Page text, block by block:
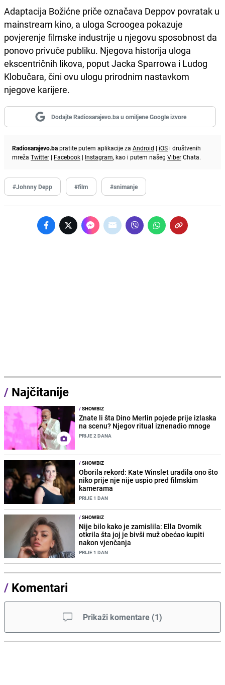
Adaptacija Božićne priče označava Deppov povratak u
mainstream kino, a uloga Scroogea pokazuje
povjerenje filmske industrije u njegovu sposobnost da
ponovo privuče publiku. Njegova historija uloga
ekscentričnih likova, poput Jacka Sparrowa i Ludog
Klobučara, čini ovu ulogu prirodnim nastavkom
njegove karijere.
Dodajte Radiosarajevo.ba u omiljene Google izvore
Radiosarajevo.bapratite putem aplikacije za Android | iOS i društvenih
mreža Twitter | Facebook | Instagram, kao i putem našeg ViberChata.
#Johnny Depp #film #snimanje
/ Najčitanije
/SHOWBIZ
Znate li šta Dino Merlin pojede prije izlaska
na scenu? Njegov ritual iznenadio mnoge
PRIJE 2 DANA
/SHOWBIZ
Oborila rekord: Kate Winslet uradila ono što
niko prije nje nije uspio pred filmskim
kamerama
PRIJE 1 DAN
/SHOWBIZ
Nije bilo kako je zamislila: Ella Dvornik
otkrila šta joj je bivši muž obećao kupiti
nakon vjenčanja
PRIJE 1 DAN
/ Komentari
Prikaži komentare (1)